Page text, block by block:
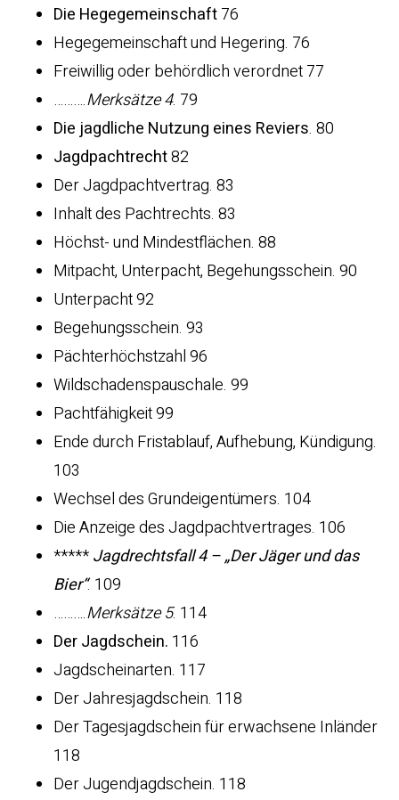
Die Hegegemeinschaft76
Hegegemeinschaft und Hegering. 76
Freiwillig oder behördlich verordnet 77
……….Merksätze 4. 79
Die jagdliche Nutzung eines Reviers. 80
Jagdpachtrecht82
Der Jagdpachtvertrag. 83
Inhalt des Pachtrechts. 83
Höchst- und Mindestflächen. 88
Mitpacht, Unterpacht, Begehungsschein. 90
Unterpacht 92
Begehungsschein. 93
Pächterhöchstzahl 96
Wildschadenspauschale. 99
Pachtfähigkeit 99
Ende durch Fristablauf, Aufhebung, Kündigung.
103
Wechsel des Grundeigentümers. 104
Die Anzeige des Jagdpachtvertrages. 106
*****Jagdrechtsfall 4 – „Der Jäger und das
Bier“. 109
……….Merksätze 5. 114
Der Jagdschein. 116
Jagdscheinarten. 117
Der Jahresjagdschein. 118
Der Tagesjagdschein für erwachsene Inländer
118
Der Jugendjagdschein. 118